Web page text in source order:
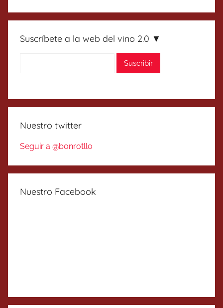
Suscríbete a la web del vino 2.0 ▼
Nuestro twitter
Seguir a @bonrotllo
Nuestro Facebook